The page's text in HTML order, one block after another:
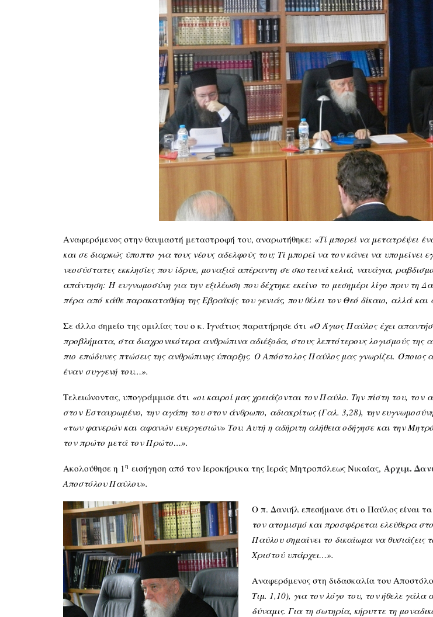
Αναφερόμενος στην θαυμαστή μεταστροφή του, αναρωτήθηκε: «Τί μπορεί να μετατρέψει
και σε διαρκώς ύποπτο για τους νέους αδελφούς του; Τί μπορεί να τον κάνει να υπομείνει
νεοσύστατες εκκλησίεςπου ίδρυε, μοναξιά απέραντη σε σκοτεινά κελιά, ναυάγια,
απάντηση: Η ευγνωμοσύνη για την εξιλέωση που δέχτηκε εκείνο το μεσημέρι λίγο πριν τη
πέρα από κάθε παρακαταθήκη τηςΕβραϊκής του γενιάς, που θέλει τον Θεό δίκαιο, αλλά και
Σε άλλο σημείο της ομιλίας του ο κ. Ιγνάτιος παρατήρησε ότι «Ο ΆγιοςΠαύλος έχει
προβλήματα, στα διαχρονικότερα ανθρώπινα αδιέξοδα, στους λεπτότερους λογισμούς της
πιο επώδυνεςπτώσεις της ανθρώπινης ύπαρξης. Ο ΑπόστολοςΠαύλος μας γνωρίζει. Όποιος
έναν συγγενή του…».
Τελειώνοντας, υπογράμμισε ότι «οι καιροί μας χρειάζονται τον Παύλο. Την πίστη του, τον
στον Εσταυρωμένο, την αγάπη του στον άνθρωπο, αδιακρίτως(Γαλ. 3,28), την
«των φανερών και αφανών ευεργεσιών» Του. Αυτή η αδήριτη αλήθεια οδήγησε και την
τον πρώτο μετά τον Πρώτο…».
Ακολούθησε η 1η εισήγηση από τον Ιεροκήρυκα της Ιεράς Μητροπόλεως Νικαίας, Αρχιμ.
Αποστόλου Παύλου».
Ο π. Δανιήλ επεσήμανε ότι ο Παύλος είναι
τον ατομισμό και προσφέρεται ελεύθερα
Παύλου σημαίνει το δικαίωμα να
Χριστού υπάρχει…».
Αναφερόμενος στη διδασκαλία του
Τιμ. 1,10), για τον λόγο του, τον ήθελε γάλα
δύναμις. Για τη σωτηρία, κήρυττε τη